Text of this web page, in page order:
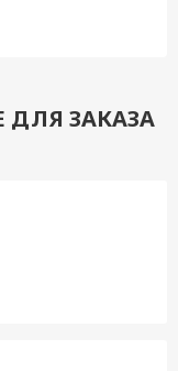
ДЛЯ ЗАКАЗА